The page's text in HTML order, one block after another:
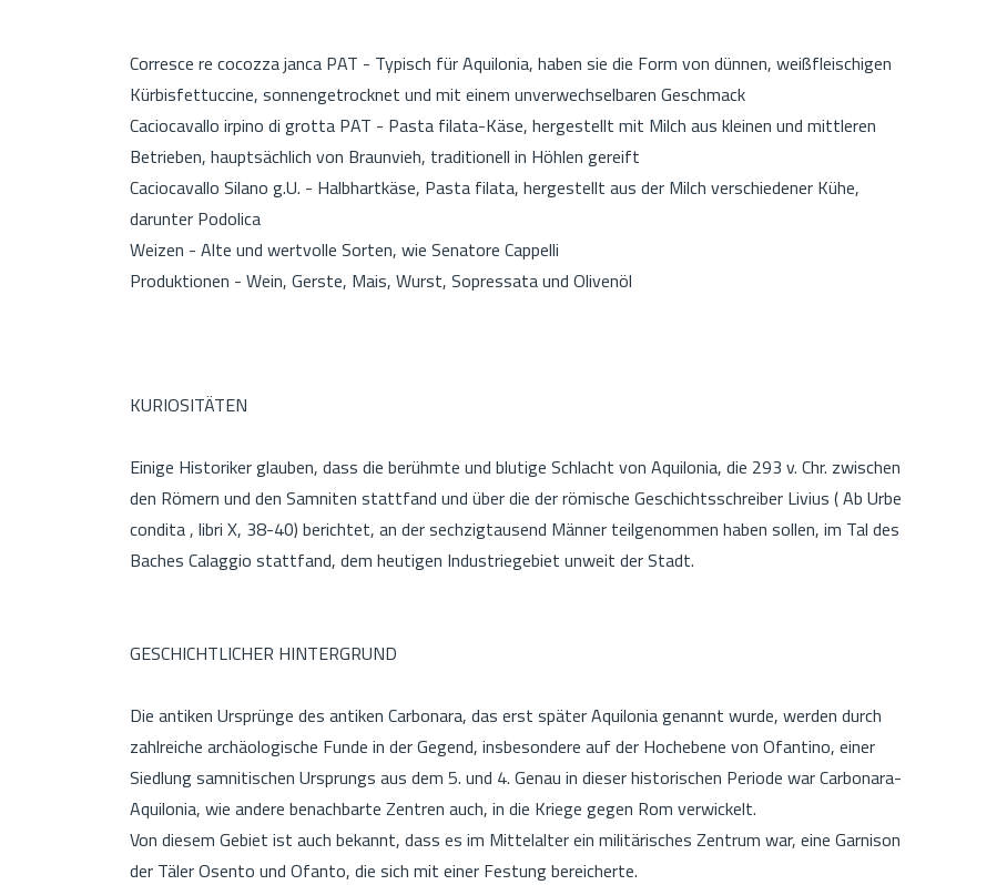
Corresce re cocozza janca PAT - Typisch für Aquilonia, haben sie die Form von dünnen, weißfleischigen
Kürbisfettuccine, sonnengetrocknet und mit einem unverwechselbaren Geschmack
Caciocavallo irpino di grotta PAT - Pasta filata-Käse, hergestellt mit Milch aus kleinen und mittleren
Betrieben, hauptsächlich von Braunvieh, traditionell in Höhlen gereift
Caciocavallo Silano g.U. - Halbhartkäse, Pasta filata, hergestellt aus der Milch verschiedener Kühe,
darunter Podolica
Weizen - Alte und wertvolle Sorten, wie Senatore Cappelli
Produktionen - Wein, Gerste, Mais, Wurst, Sopressata und Olivenöl
KURIOSITÄTEN
Einige Historiker glauben, dass die berühmte und blutige Schlacht von Aquilonia, die 293 v. Chr. zwischen
den Römern und den Samniten stattfand und über die der römische Geschichtsschreiber Livius ( Ab Urbe
condita , libri X, 38-40) berichtet, an der sechzigtausend Männer teilgenommen haben sollen, im Tal des
Baches Calaggio stattfand, dem heutigen Industriegebiet unweit der Stadt.
GESCHICHTLICHER HINTERGRUND
Die antiken Ursprünge des antiken Carbonara, das erst später Aquilonia genannt wurde, werden durch
zahlreiche archäologische Funde in der Gegend, insbesondere auf der Hochebene von Ofantino, einer
Siedlung samnitischen Ursprungs aus dem 5. und 4. Genau in dieser historischen Periode war Carbonara-
Aquilonia, wie andere benachbarte Zentren auch, in die Kriege gegen Rom verwickelt.
Von diesem Gebiet ist auch bekannt, dass es im Mittelalter ein militärisches Zentrum war, eine Garnison
der Täler Osento und Ofanto, die sich mit einer Festung bereicherte.